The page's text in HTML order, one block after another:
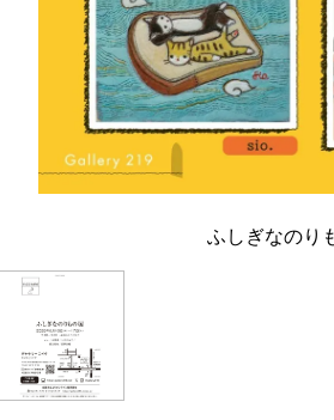
ふしぎなのり
ふしぎなのり